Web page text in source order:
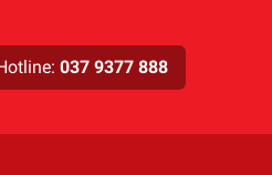
037 9377 888